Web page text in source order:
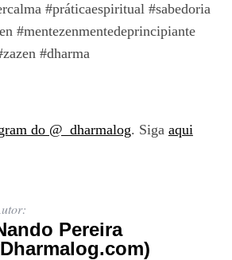
#práticaespiritual #sabedoria
#mentezenmentedeprincipiante
#dharma
do @_dharmalog. Siga aqui
Pereira